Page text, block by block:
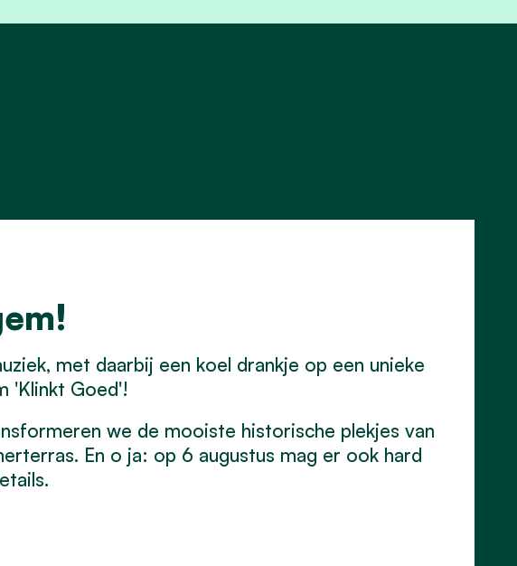
met daarbij een koel drankje op een unieke
'Klinkt Goed'!
we de mooiste historische plekjes van
En o ja: op 6 augustus mag er ook hard